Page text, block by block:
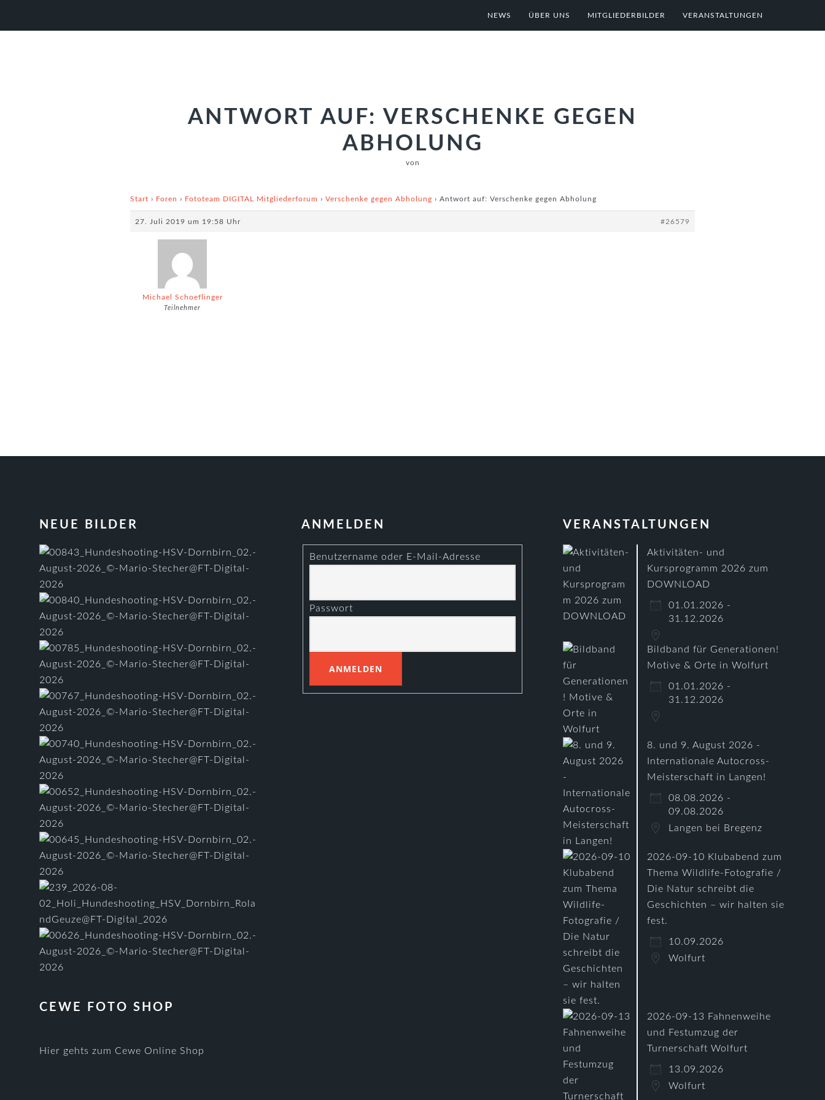
NEWS ÜBER UNS MITGLIEDERBILDER VERANSTALTUNGEN
ANTWORT AUF: VERSCHENKE GEGEN
ABHOLUNG
von
Start › Foren › Fototeam DIGITAL Mitgliederforum › Verschenke gegen Abholung › Antwort auf: Verschenke gegen Abholung
27. Juli 2019 um 19:58 Uhr #26579
Michael Schoeflinger
Teilnehmer
FOOTER
NEUE BILDER
CEWE FOTO SHOP
Hier gehts zum Cewe Online Shop
ANMELDEN
Benutzername oder E-Mail-Adresse
Passwort
VERANSTALTUNGEN
Aktivitäten- und
Kursprogramm 2026 zum
DOWNLOAD
01.01.2026 -
31.12.2026
Bildband für Generationen!
Motive & Orte in Wolfurt
01.01.2026 -
31.12.2026
8. und 9. August 2026 -
Internationale Autocross-
Meisterschaft in Langen!
08.08.2026 -
09.08.2026
Langen bei Bregenz
2026-09-10 Klubabend zum
Thema Wildlife-Fotografie /
Die Natur schreibt die
Geschichten – wir halten sie
fest.
10.09.2026
Wolfurt
2026-09-13 Fahnenweihe
und Festumzug der
Turnerschaft Wolfurt
13.09.2026
Wolfurt